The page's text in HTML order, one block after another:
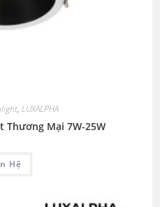
, LUXALPHA
Thương Mại 7W-25W
Hệ